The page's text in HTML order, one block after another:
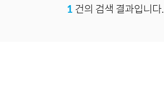
1건의 검색 결과입니다.